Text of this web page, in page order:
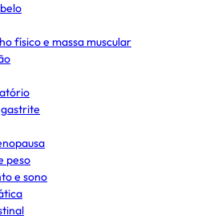
físico e massa muscular
peso
e sono